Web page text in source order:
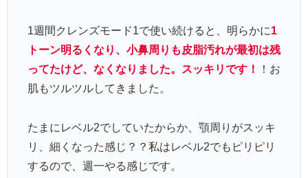
1週間クレンズモード1で使い続けると、明らかに1
トーン明るくなり、小鼻周りも皮脂汚れが最初は残
ってたけど、なくなりました。スッキリです！
！お
肌もツルツルしてきました。
たまにレベル2でしていたからか、顎周りがスッキ
リ、細くなった感じ？？私はレベル2でもピリピリ
するので、週一やる感じです。